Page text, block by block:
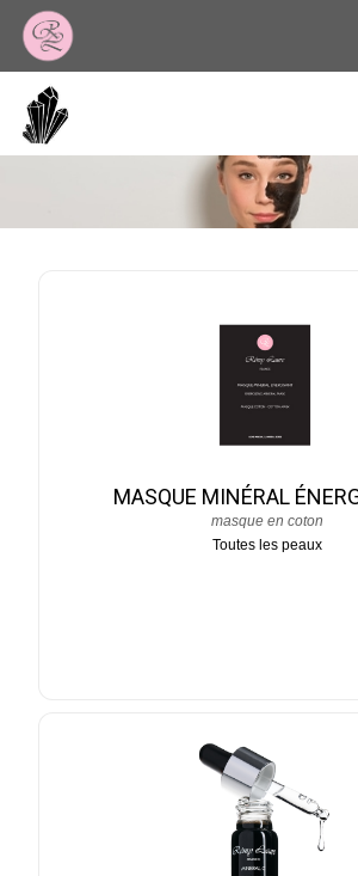
MASQUE MINÉRAL
masque en coton
Toutes les peaux